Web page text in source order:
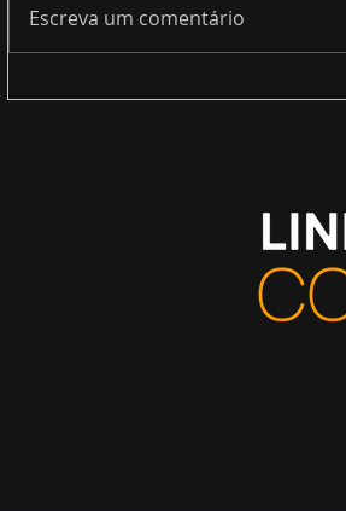
Legacy systems (end of
Escreva um comentário